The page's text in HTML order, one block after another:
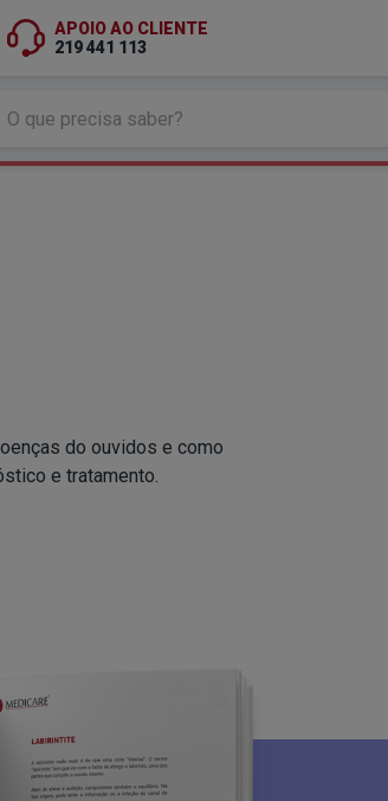
APOIO AO CLIENTE
219 441 113
do ouvidos e como
e tratamento.